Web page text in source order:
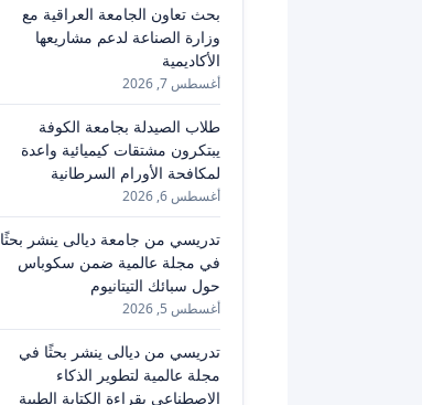
بحث تعاون الجامعة العراقية مع
وزارة الصناعة لدعم مشاريعها
الأكاديمية
أغسطس 7, 2026
طلاب الصيدلة بجامعة الكوفة
يبتكرون مشتقات كيميائية واعدة
لمكافحة الأورام السرطانية
أغسطس 6, 2026
تدريسي من جامعة ديالى ينشر بحثًا
في مجلة عالمية ضمن سكوباس
حول سبائك التيتانيوم
أغسطس 5, 2026
تدريسي من ديالى ينشر بحثًا في
مجلة عالمية لتطوير الذكاء
الاصطناعي بقراءة الكتابة الطبية